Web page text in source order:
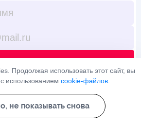
Политикой конфиденциальности
Продолжая использовать этот сайт, вы
использованием cookie-файлов
не показывать снова